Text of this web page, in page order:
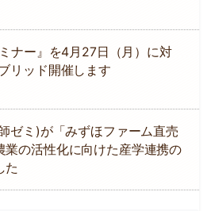
ナー』を4月27日（月）に対
リッド開催します
ゼミ)が「みずほファーム直売
業の活性化に向けた産学連携の
た